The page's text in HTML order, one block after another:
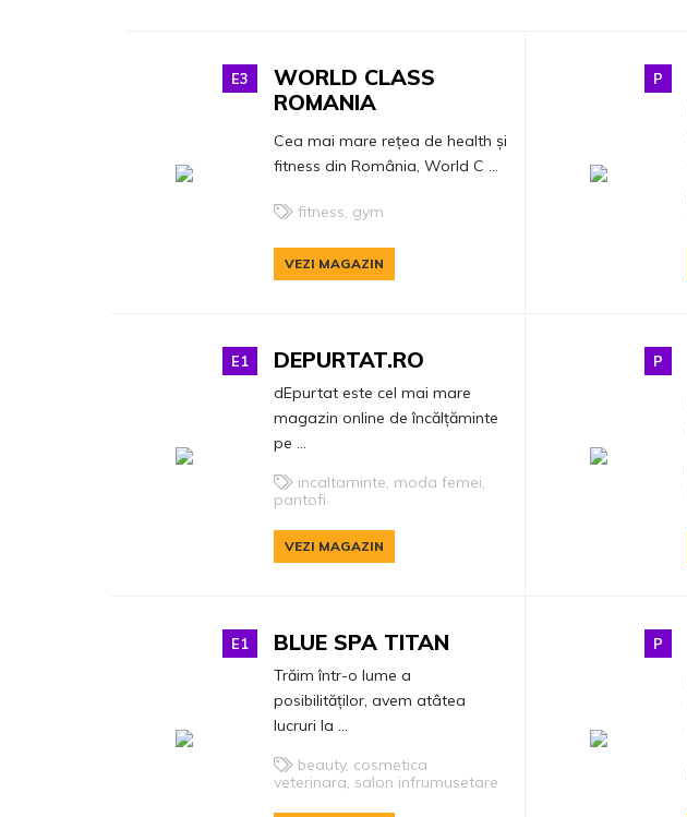
parfumerie
bijuterii
electronice &
marochinărie
E3
WORLD CLASS
ROMANIA
Cea mai mare rețea de health și
fitness din România, World C ...
fitness, gym
VEZI MAGAZIN
P
E1 DEPURTAT.RO
dEpurtat este cel mai mare
magazin online de încălțăminte
pe ...
incaltaminte, moda femei,
pantofi
VEZI MAGAZIN
P
E1 BLUE SPA TITAN
Trăim într-o lume a
posibilităților, avem atâtea
lucruri la ...
beauty, cosmetica
veterinara, salon infrumusetare
P